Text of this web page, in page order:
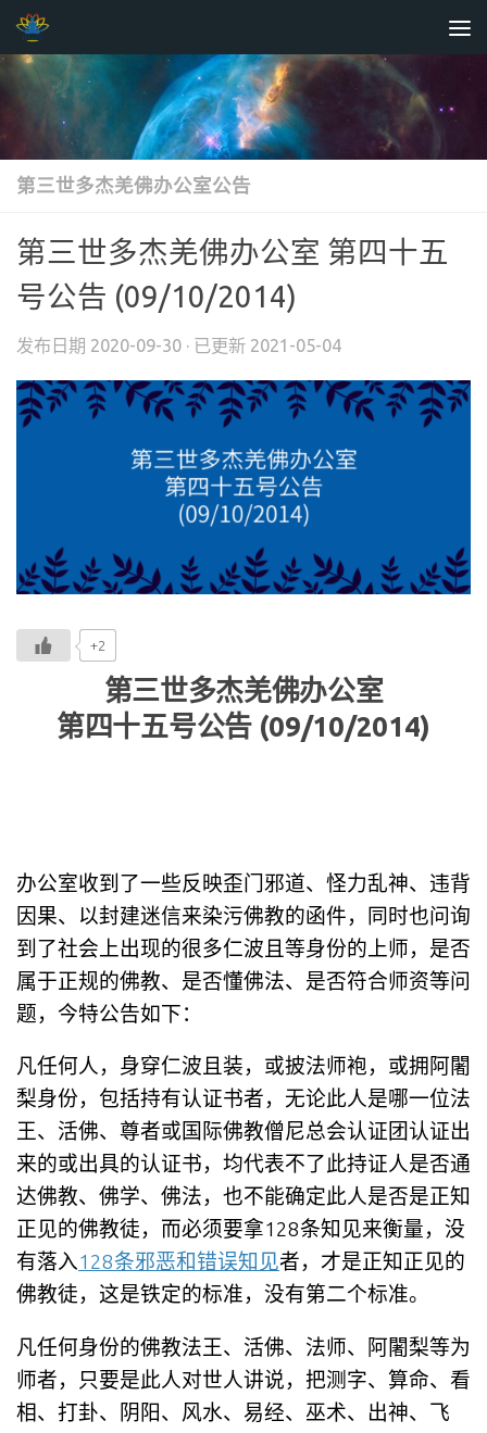
跳至内容
第三世多杰羌佛办公室公告
第三世多杰羌佛办公室 第四十五
号公告 (09/10/2014)
发布日期 2020-09-30 · 已更新 2021-05-04
+2
第三世多杰羌佛办公室
第四十五号公告 (09/10/2014)
办公室收到了一些反映歪门邪道、怪力乱神、违背
因果、以封建迷信来染污佛教的函件，同时也问询
到了社会上出现的很多仁波且等身份的上师，是否
属于正规的佛教、是否懂佛法、是否符合师资等问
题，今特公告如下：
凡任何人，身穿仁波且装，或披法师袍，或拥阿闍
梨身份，包括持有认证书者，无论此人是哪一位法
王、活佛、尊者或国际佛教僧尼总会认证团认证出
来的或出具的认证书，均代表不了此持证人是否通
达佛教、佛学、佛法，也不能确定此人是否是正知
正见的佛教徒，而必须要拿128条知见来衡量，没
有落入128条邪恶和错误知见者，才是正知正见的
佛教徒，这是铁定的标准，没有第二个标准。
凡任何身份的佛教法王、活佛、法师、阿闍梨等为
师者，只要是此人对世人讲说，把测字、算命、看
相、打卦、阴阳、风水、易经、巫术、出神、飞